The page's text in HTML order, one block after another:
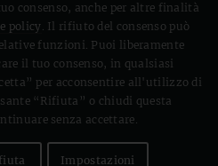
consenso, anche per altre finalità
policy. Il rifiuto del consenso può
funzioni. Puoi liberamente
il tuo consenso, in qualsiasi
per acconsentire all'utilizzo di
“Rifiuta” o chiudi questa
senza accettare.
Impostazioni